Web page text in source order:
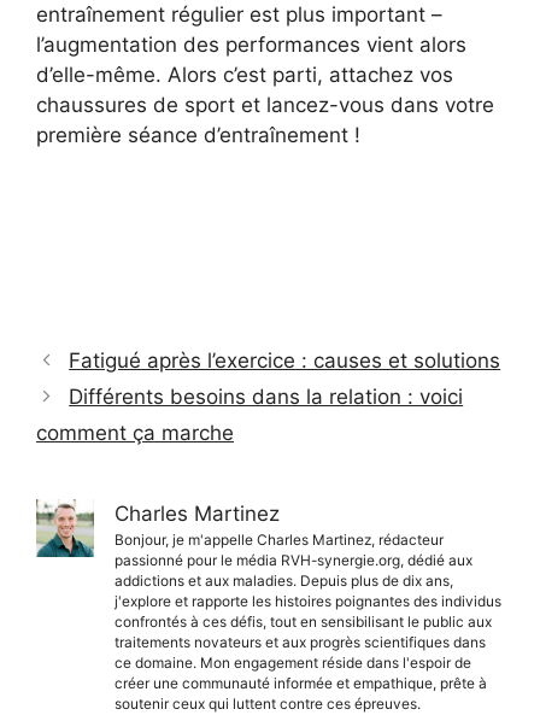
entraînement régulier est plus important –
l’augmentation des performances vient alors
d’elle-même. Alors c’est parti, attachez vos
chaussures de sport et lancez-vous dans votre
première séance d’entraînement !
Fatigué après l’exercice : causes et solutions
Différents besoins dans la relation : voici
comment ça marche
Charles Martinez
Bonjour, je m'appelle Charles Martinez, rédacteur
passionné pour le média RVH-synergie.org, dédié aux
addictions et aux maladies. Depuis plus de dix ans,
j'explore et rapporte les histoires poignantes des individus
confrontés à ces défis, tout en sensibilisant le public aux
traitements novateurs et aux progrès scientifiques dans
ce domaine. Mon engagement réside dans l'espoir de
créer une communauté informée et empathique, prête à
soutenir ceux qui luttent contre ces épreuves.